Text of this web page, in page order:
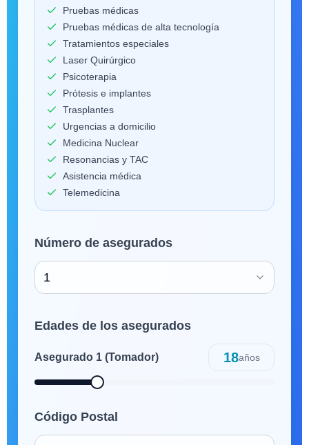
Pruebas médicas
Pruebas médicas de alta tecnología
Tratamientos especiales
Laser Quirúrgico
Psicoterapia
Prótesis e implantes
Trasplantes
Urgencias a domicilio
Medicina Nuclear
Resonancias y TAC
Asistencia médica
Telemedicina
Número de asegurados
1
Edades de los asegurados
Asegurado 1 (Tomador) 18años
Código Postal